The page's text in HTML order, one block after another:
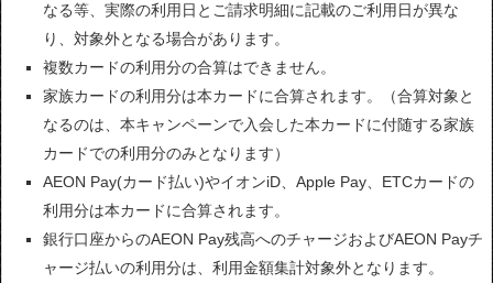
なる等、実際の利用日とご請求明細に記載のご利用日が異な
り、対象外となる場合があります。
複数カードの利用分の合算はできません。
家族カードの利用分は本カードに合算されます。（合算対象と
なるのは、本キャンペーンで入会した本カードに付随する家族
カードでの利用分のみとなります）
AEON Pay(カード払い)やイオンiD、Apple Pay、ETCカードの
利用分は本カードに合算されます。
銀行口座からのAEON Pay残高へのチャージおよびAEON Payチ
ャージ払いの利用分は、利用金額集計対象外となります。